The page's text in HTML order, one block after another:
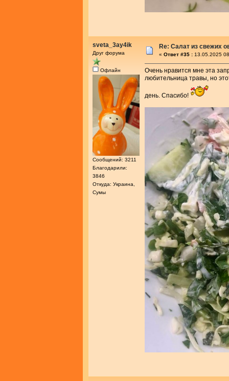
sveta_3ay4ik
Друг форума
Офлайн
Сообщений: 3211
Благодарили:
3846
Откуда: Украина,
Сумы
Re: Салат из свежих
« Ответ #35 : 13.05.2025
Очень нравится мне эта
любительница травы, но
день. Спасибо!